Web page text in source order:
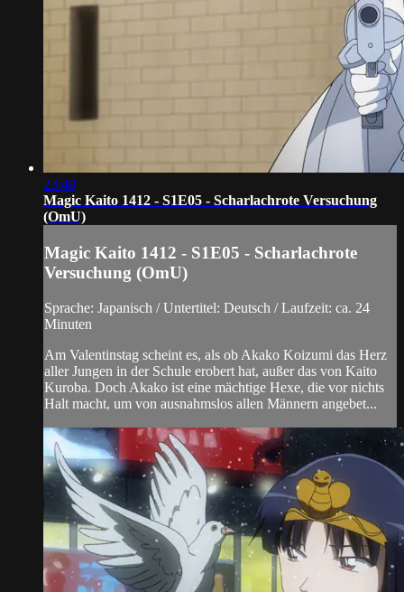
23:49
Magic Kaito 1412 - S1E05 - Scharlachrote Versuchung
(OmU)
Magic Kaito 1412 - S1E05 - Scharlachrote
Versuchung (OmU)
Sprache: Japanisch / Untertitel: Deutsch / Laufzeit: ca. 24
Minuten
Am Valentinstag scheint es, als ob Akako Koizumi das Herz
aller Jungen in der Schule erobert hat, außer das von Kaito
Kuroba. Doch Akako ist eine mächtige Hexe, die vor nichts
Halt macht, um von ausnahmslos allen Männern angebet...